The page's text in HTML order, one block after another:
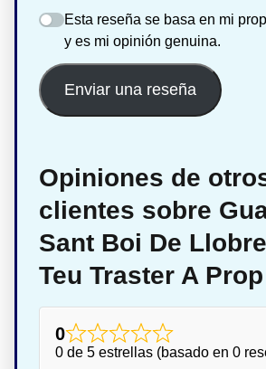
Esta reseña se basa en mi
y es mi opinión genuina.
Enviar una reseña
Opiniones de
clientes sobre
Sant Boi De
Teu Traster A
0
0 de 5 estrellas (basado en 0